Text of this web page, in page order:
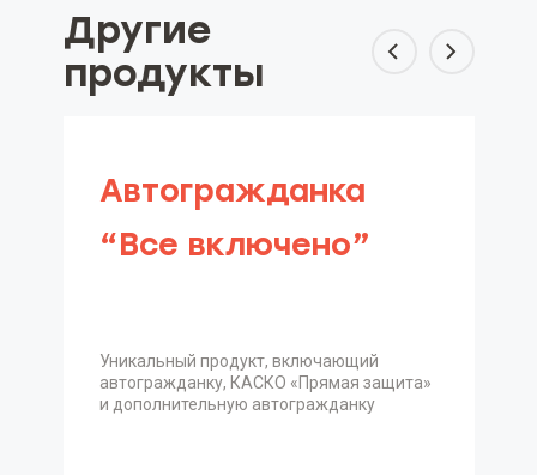
Другие
продукты
Автогражданка
“Все включено”
Уникальный продукт, включающий
автогражданку, КАСКО «Прямая защита»
и дополнительную автогражданку